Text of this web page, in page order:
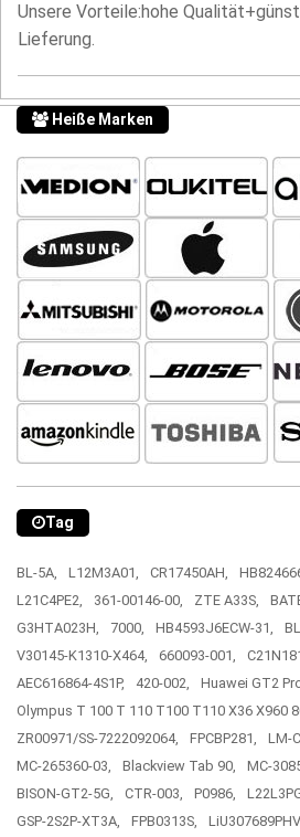
Unsere Vorteile:hohe
Lieferung.
Heiße Marken
Tag
BL-5A, L12M3A01, CR17450AH,
L21C4PE2,
361-00146-00, ZTE A33S,
G3HTA023H,
7000, HB4593J6ECW-31,
V30145-K1310-X464,
660093-001,
AEC616864-4S1P,
420-002,
Huawei GT2
Olympus T 100 T 110 T100 T110 X36 X960
ZR00971/SS-7222092064,
FPCBP281, LM-
MC-265360-03,
Blackview Tab 90, MC-
BISON-GT2-5G,
CTR-003, P0986,
GSP-2S2P-XT3A,
FPB0313S,